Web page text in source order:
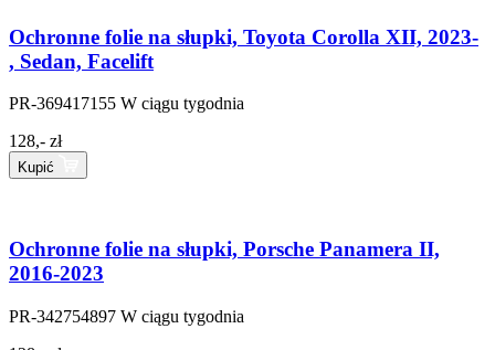
Ochronne folie na słupki, Toyota Corolla XII, 2023-
, Sedan, Facelift
PR-369417155 W ciągu tygodnia
128,- zł
Kupić
Ochronne folie na słupki, Porsche Panamera II,
2016-2023
PR-342754897 W ciągu tygodnia